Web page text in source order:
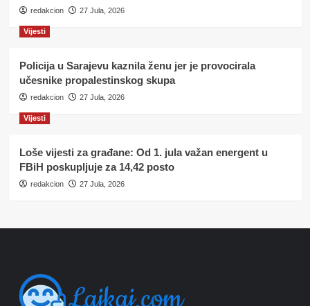
redakcion 27 Jula, 2026
Vijesti
Policija u Sarajevu kaznila ženu jer je provocirala
učesnike propalestinskog skupa
redakcion 27 Jula, 2026
Vijesti
Loše vijesti za građane: Od 1. jula važan energent u
FBiH poskupljuje za 14,42 posto
redakcion 27 Jula, 2026